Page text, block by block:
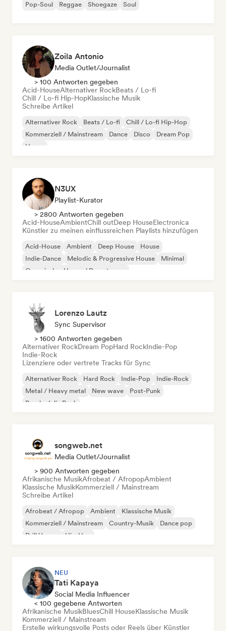
Pop-Soul
Reggae Shoegaze Soul
Zoila Antonio
Media Outlet/Journalist
> 100 Antworten gegeben
Acid-HouseAlternativer RockBeats / Lo-fi
Chill / Lo-fi Hip-HopKlassische Musik
Schreibe Artikel
Alternativer Rock Beats / Lo-fi
Chill / Lo-fi Hip-Hop
Kommerziell / Mainstream
Dance Disco
Dream Pop
House
N3UX
Playlist-Kurator
> 2800 Antworten gegeben
Acid-HouseAmbientChill outDeep HouseElectronica
Künstler zu meinen einflussreichen Playlists hinzufügen
Acid-House Ambient Deep House
House
Indie-Dance
Melodic & Progressive House
Minimal
Organischer House / Downtempo
Lorenzo Lautz
Sync Supervisor
> 1600 Antworten gegeben
Alternativer RockDream PopHard RockIndie-Pop
Indie-Rock
Lizenziere oder vertrete Tracks für Sync
Alternativer Rock Hard Rock Indie-Pop
Indie-Rock
Metal / Heavy metal
New wave
Post-Punk
Psychedelic Rock
songweb.net
Media Outlet/Journalist
> 900 Antworten gegeben
Afrikanische MusikAfrobeat / AfropopAmbient
Klassische MusikKommerziell / Mainstream
Schreibe Artikel
Afrobeat / Afropop Ambient
Klassische Musik
Kommerziell / Mainstream
Country-Musik
Dance pop
Drill/Jersey
Hip-Hop
NEU
Tati Kapaya
Social Media Influencer
< 100 gegebene Antworten
Afrikanische MusikBluesChill HouseKlassische Musik
Kommerziell / Mainstream
Erstelle wirkungsvolle Posts oder Reels über Künstler